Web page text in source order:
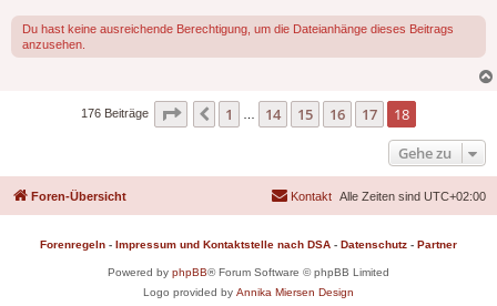
Du hast keine ausreichende Berechtigung, um die Dateianhänge dieses Beitrags
anzusehen.
176 Beiträge Seite 18 von 18
Vorherige
1 14 15 16 17
18
Gehe zu
Foren-Übersicht Alle Zeiten sind UTC+02:00
Kontakt
Forenregeln - Impressum und Kontaktstelle nach DSA - Datenschutz - Partner
Powered by phpBB® Forum Software © phpBB Limited
Logo provided by Annika Miersen Design